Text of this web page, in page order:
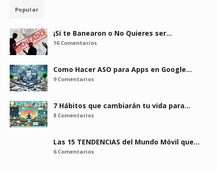
Popular
¡Si te Banearon o No Quieres ser…
16 Comentarios
Como Hacer ASO para Apps en Google…
9 Comentarios
7 Hábitos que cambiarán tu vida para…
8 Comentarios
Las 15 TENDENCIAS del Mundo Móvil que…
6 Comentarios